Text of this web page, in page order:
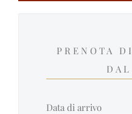
PRENOTA
Data di arrivo